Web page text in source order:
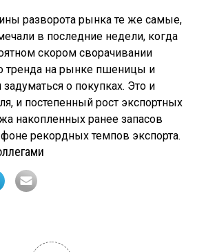
разворота рынка те же самые,
в последние недели, когда
скором сворачивании
тренда на рынке пшеницы и
о покупках. Это и
и постепенный рост экспортных
накопленных ранее запасов
рекордных темпов экспорта.